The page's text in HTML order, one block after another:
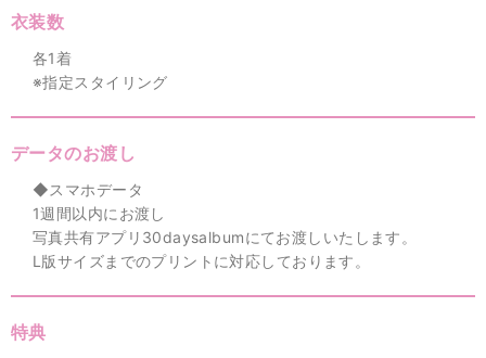
衣装数
各1着
※指定スタイリング
データのお渡し
◆スマホデータ
1週間以内にお渡し
写真共有アプリ30daysalbumにてお渡しいたします。
L版サイズまでのプリントに対応しております。
特典